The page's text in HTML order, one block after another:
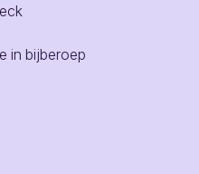
in bijberoep